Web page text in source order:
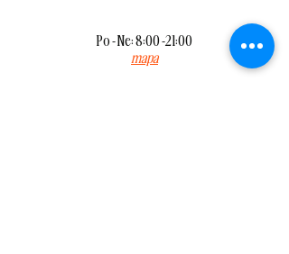
Po - Ne: 8:00 -21:00
mapa